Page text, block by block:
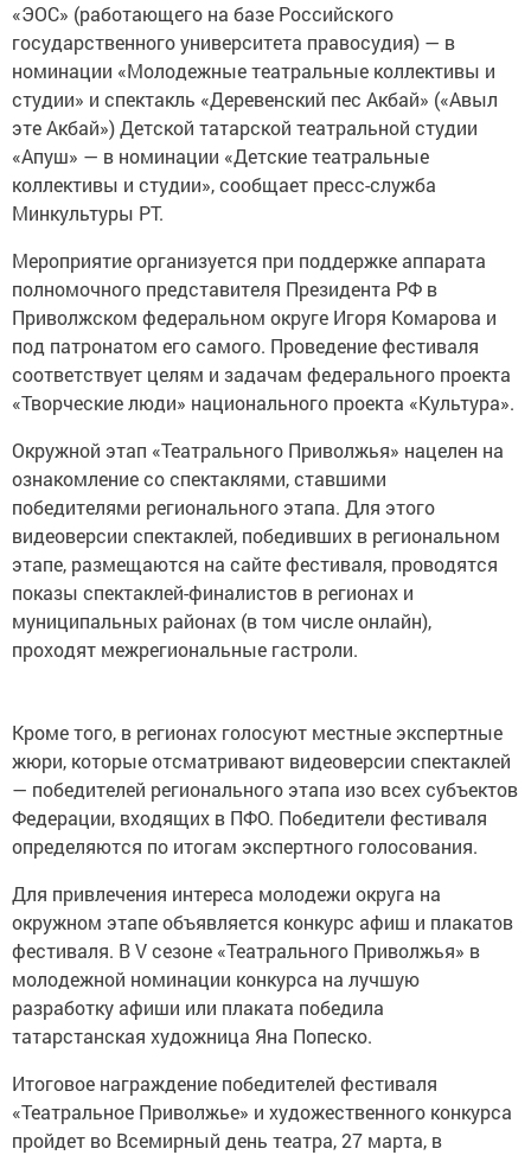
«ЭОС» (работающего на базе Российского
государственного университета правосудия) — в
номинации «Молодежные театральные коллективы и
студии» и спектакль «Деревенский пес Акбай» («Авыл
эте Акбай») Детской татарской театральной студии
«Апуш» — в номинации «Детские театральные
коллективы и студии», сообщает пресс-служба
Минкультуры РТ.
Мероприятие организуется при поддержке аппарата
полномочного представителя Президента РФ в
Приволжском федеральном округе Игоря Комарова и
под патронатом его самого. Проведение фестиваля
соответствует целям и задачам федерального проекта
«Творческие люди» национального проекта «Культура».
Окружной этап «Театрального Приволжья» нацелен на
ознакомление со спектаклями, ставшими
победителями регионального этапа. Для этого
видеоверсии спектаклей, победивших в региональном
этапе, размещаются на сайте фестиваля, проводятся
показы спектаклей-финалистов в регионах и
муниципальных районах (в том числе онлайн),
проходят межрегиональные гастроли.
Кроме того, в регионах голосуют местные экспертные
жюри, которые отсматривают видеоверсии спектаклей
— победителей регионального этапа изо всех субъектов
Федерации, входящих в ПФО. Победители фестиваля
определяются по итогам экспертного голосования.
Для привлечения интереса молодежи округа на
окружном этапе объявляется конкурс афиш и плакатов
фестиваля. В V сезоне «Театрального Приволжья» в
молодежной номинации конкурса на лучшую
разработку афиши или плаката победила
татарстанская художница Яна Попеско.
Итоговое награждение победителей фестиваля
«Театральное Приволжье» и художественного конкурса
пройдет во Всемирный день театра, 27 марта, в